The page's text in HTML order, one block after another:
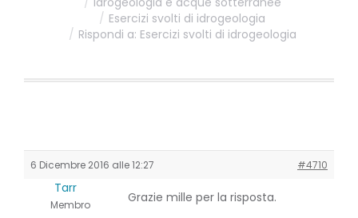
Esercizi svolti di idrogeologia
Rispondi a: Esercizi svolti di idrogeologia
6 Dicembre 2016 alle 12:27 #4710
Tarr
Membro
Grazie mille per la risposta.